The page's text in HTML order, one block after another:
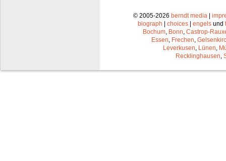
© 2005-2026 berndt media|
biograph
choices engels und
Bochum, Bonn, Castrop-
Essen, Frechen,
Leverkusen, Lünen,
Recklinghausen,